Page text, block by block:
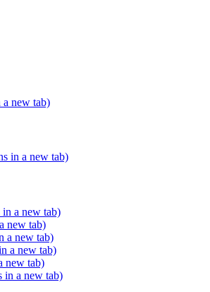
a new tab)
in a new tab)
in a new tab)
new tab)
a new tab)
a new tab)
new tab)
in a new tab)